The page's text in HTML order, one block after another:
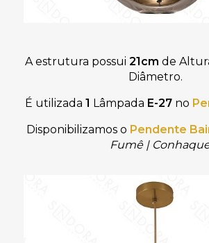
A estrutura possui 21cm de
Diâmetro.
É utilizada 1 Lâmpada E-27 no
Disponibilizamos o Pendente
Fumê |